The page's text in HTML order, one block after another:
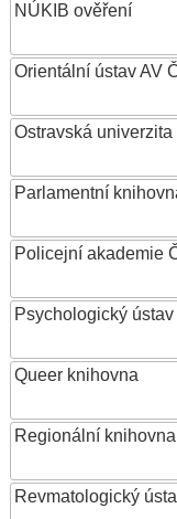
NÚKIB ověření
Orientální ústav AV
Ostravská univerzita
Parlamentní
Policejní akademie
Psychologický
Queer knihovna
Regionální
Revmatologický